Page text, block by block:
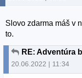
Slovo zdarma máš v
to.
20.06.2022 | 11:34